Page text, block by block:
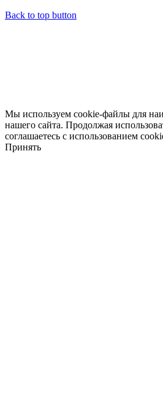
Back to top button
Мы используем cookie-файлы для
нашего сайта. Продолжая
соглашаетесь с использованием
Принять